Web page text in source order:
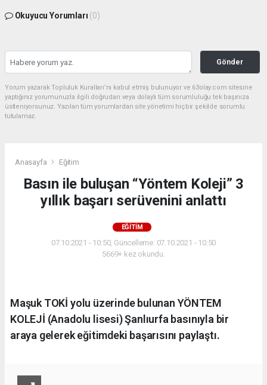
Okuyucu Yorumları (0)
Gönder
Yorum yazarak Topluluk Kuralları’nı kabul etmiş bulunuyor ve 63olay.com sitesine
yaptığınız yorumunuzla ilgili doğrudan veya dolaylı tüm sorumluluğu tek başınıza
üstleniyorsunuz. Yazılan tüm yorumlardan site yönetimi hiçbir şekilde sorumlu
tutulamaz.
Anasayfa Eğitim
Basın ile buluşan “Yöntem Koleji” 3
yıllık başarı serüvenini anlattı
EĞITIM
07.10.2021 - 10:50, Güncelleme: 07.10.2021 - 10:50
5669+ kez okundu.
Maşuk TOKİ yolu üzerinde bulunan YÖNTEM
KOLEJİ (Anadolu lisesi) Şanlıurfa basınıyla bir
araya gelerek eğitimdeki başarısını paylaştı.